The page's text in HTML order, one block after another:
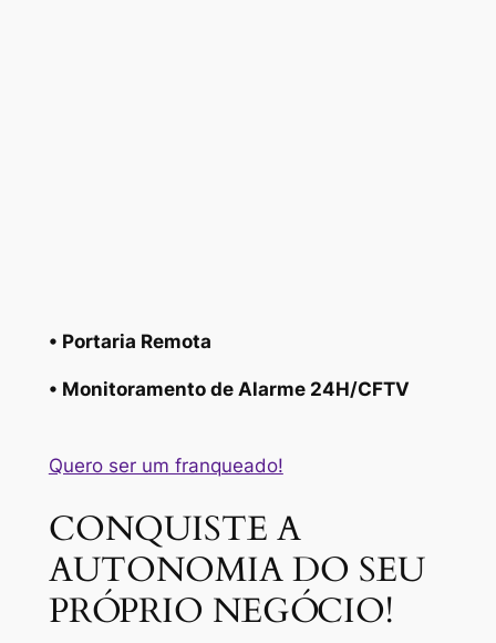
• Portaria Remota
• Monitoramento de Alarme 24H/CFTV
Quero ser um franqueado!
CONQUISTE A
AUTONOMIA DO SEU
PRÓPRIO NEGÓCIO!